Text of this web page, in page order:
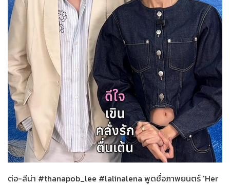
08-08-2569
Her in Frame เธอในภาพนั้น
ต่อ-ลีน่า #thanapob_lee #lalinalena พูดชื่อภาพยนตร์ 'Her